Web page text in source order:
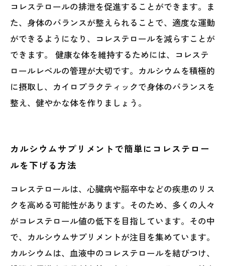
コレステロールの排泄を促進することができます。ま
た、身体のバランスが整えられることで、適度な運動
ができるようになり、コレステロールを減らすことが
できます。 健康な体を維持するためには、コレステ
ロールレベルの管理が大切です。カルシウムを積極的
に摂取し、カイロプラクティックで身体のバランスを
整え、健やかな体を作りましょう。
カルシウムサプリメントで簡単にコレステロー
ルを下げる方法
コレステロールは、心臓病や脳卒中などの疾患のリス
クを高める可能性があります。そのため、多くの人々
がコレステロール値の低下を目指しています。その中
で、カルシウムサプリメントが注目を集めています。
カルシウムは、血液中のコレステロールを結びつけ、